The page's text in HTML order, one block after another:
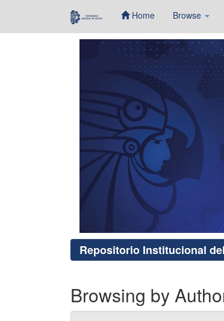
Home Browse
Repositorio Institucional
Browsing by